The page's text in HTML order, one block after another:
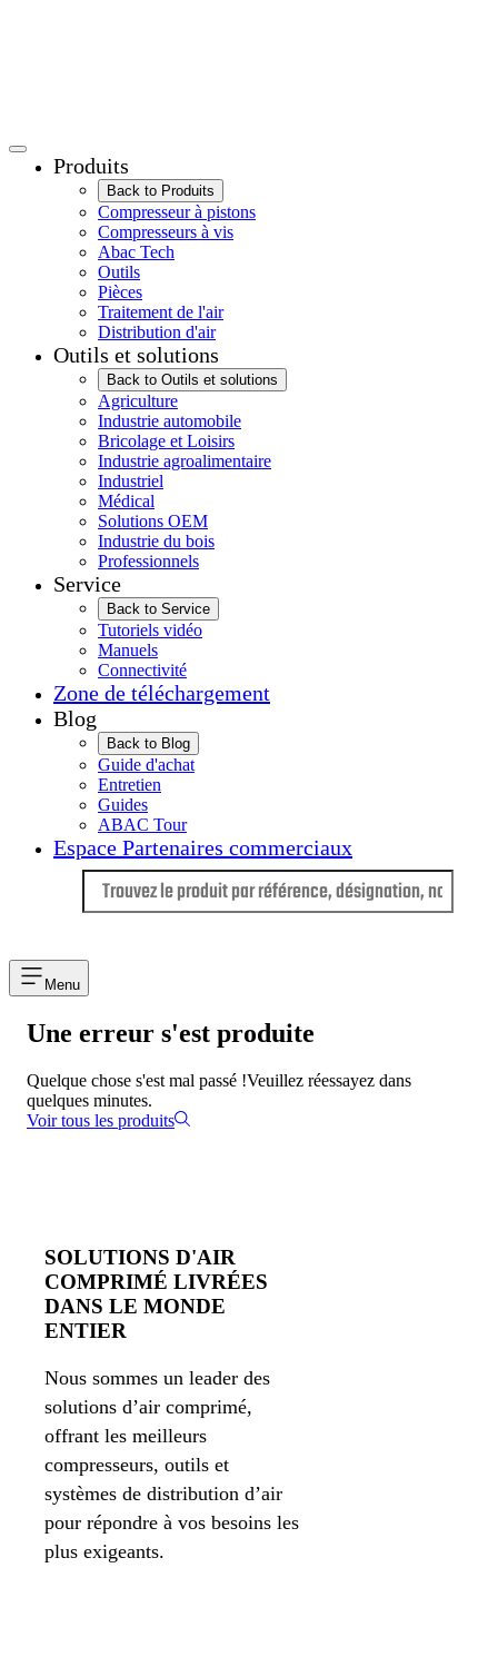
Produits
Back to Produits
Compresseur à pistons
Compresseurs à vis
Abac Tech
Outils
Pièces
Traitement de l'air
Distribution d'air
Outils et solutions
Back to Outils et solutions
Agriculture
Industrie automobile
Bricolage et Loisirs
Industrie agroalimentaire
Industriel
Médical
Solutions OEM
Industrie du bois
Professionnels
Service
Back to Service
Tutoriels vidéo
Manuels
Connectivité
Zone de téléchargement
Blog
Back to Blog
Guide d'achat
Entretien
Guides
ABAC Tour
Espace Partenaires commerciaux
Menu
Une erreur s'est produite
Quelque chose s'est mal passé !Veuillez réessayez dans
quelques minutes.
Voir tous les produits
SOLUTIONS D'AIR
COMPRIMÉ LIVRÉES
DANS LE MONDE
ENTIER
Nous sommes un leader des
solutions d’air comprimé,
offrant les meilleurs
compresseurs, outils et
systèmes de distribution d’air
pour répondre à vos besoins les
plus exigeants.